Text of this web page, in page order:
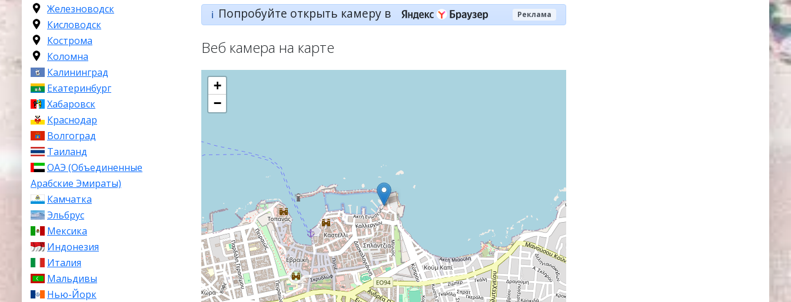
Железноводск
Кисловодск
Кострома
Коломна
Калининград
Екатеринбург
Хабаровск
Краснодар
Волгоград
Таиланд
ОАЭ (Объединенные
Арабские Эмираты)
Камчатка
Эльбрус
Мексика
Индонезия
Италия
Мальдивы
Нью-Йорк
ℹ️ Попробуйте открыть камеру в Реклама
Веб камера на карте
+
−